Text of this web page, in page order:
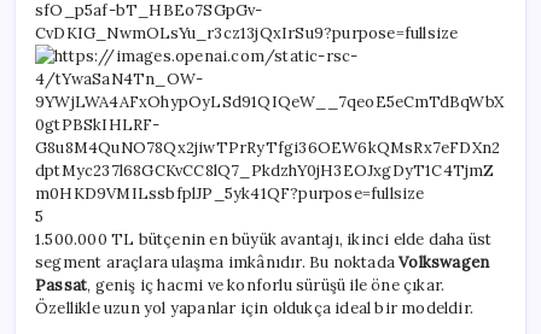
5
1.500.000 TL bütçenin en büyük avantajı, ikinci elde daha üst
segment araçlara ulaşma imkânıdır. Bu noktadaVolkswagen
Passat, geniş iç hacmi ve konforlu sürüşü ile öne çıkar.
Özellikle uzun yol yapanlar için oldukça ideal bir modeldir.